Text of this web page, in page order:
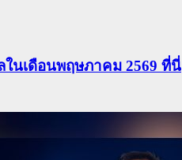
นเดือนพฤษภาคม 2569 ที่นี่